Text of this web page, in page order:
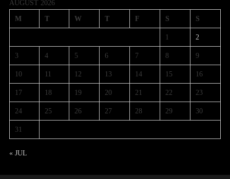
AUGUST 2026
M T W T F S S
1 2
3 4 5 6 7 8 9
10 11 12 13 14 15 16
17 18 19 20 21 22 23
24 25 26 27 28 29 30
31
« JUL